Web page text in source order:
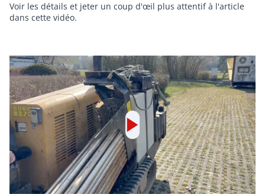
Voir les détails et jeter un coup d'œil plus attentif à l'article
dans cette vidéo.